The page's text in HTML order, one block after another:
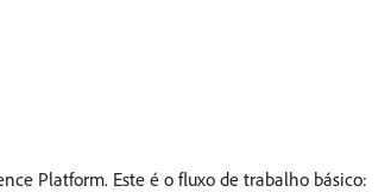
Platform. Este é o fluxo de trabalho básico: